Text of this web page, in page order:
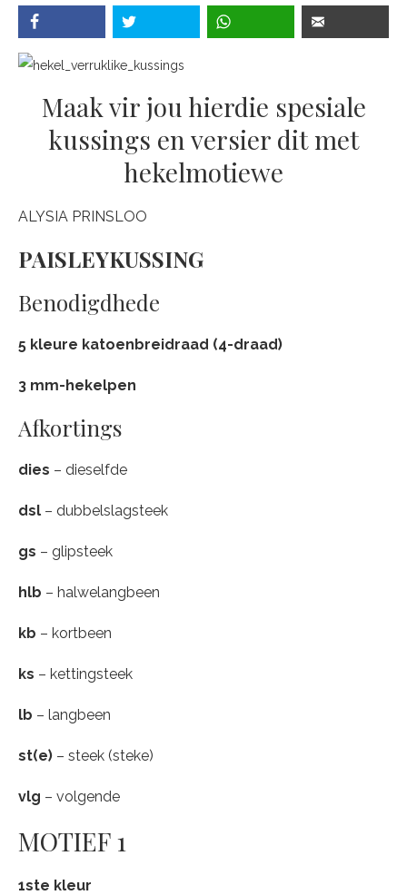
Maak vir jou hierdie spesiale
kussings en versier dit met
hekelmotiewe
ALYSIA PRINSLOO
PAISLEYKUSSING
Benodigdhede
5 kleure katoenbreidraad (4-draad)
3 mm-hekelpen
Afkortings
dies – dieselfde
dsl – dubbelslagsteek
gs – glipsteek
hlb – halwelangbeen
kb – kortbeen
ks – kettingsteek
lb – langbeen
st(e) – steek (steke)
vlg – volgende
MOTIEF 1
1ste kleur